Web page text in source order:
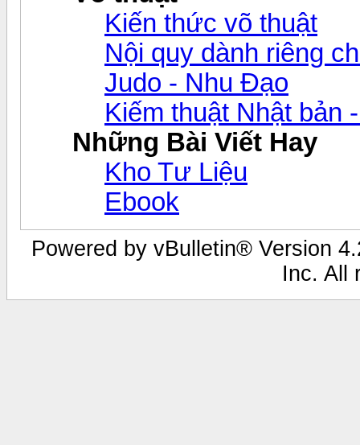
Kiến thức võ thuật
Nội quy dành riêng
Judo - Nhu Đạo
Kiếm thuật Nhật bản
Những Bài Viết Hay
Kho Tư Liệu
Ebook
Powered by vBulletin® Version
Inc. All